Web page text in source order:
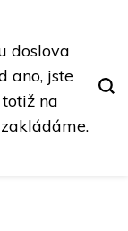
doslova
ano, jste
na